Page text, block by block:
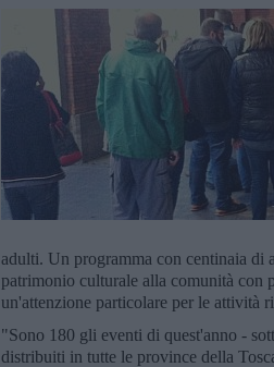
adulti. Un programma con centinaia di
patrimonio culturale alla comunità con
un'attenzione particolare per le attività
"Sono 180 gli eventi di quest'anno -
distribuiti in tutte le province della